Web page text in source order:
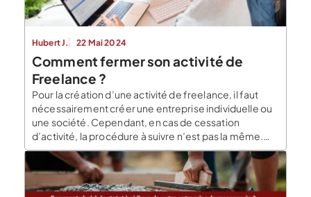
Hubert J. 22 Mai 2024
Comment fermer son activité de
Freelance ?
Pour la création d’une activité de freelance, il faut
nécessairement créer une entreprise individuelle ou
une société. Cependant, en cas de cessation
d’activité, la procédure à suivre n’est pas la même.
Pourquoi arrêter son activité de freelance ? Le gérant
de l’entreprise de freelance qui a créé une société
pour l’exercice de son activité, peut choisir […]